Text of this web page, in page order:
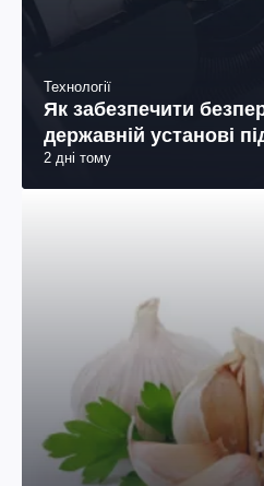
Технології
Як забезпечити
державній установі
2 дні тому